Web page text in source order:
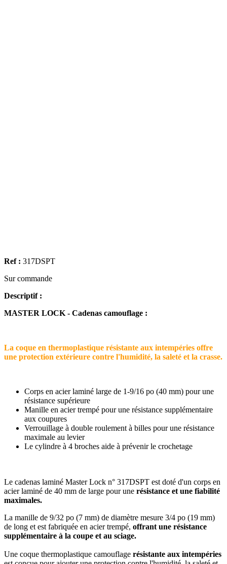
Ref : 317DSPT
Sur commande
Descriptif :
MASTER LOCK - Cadenas camouflage :
La coque en thermoplastique résistante aux intempéries offre
une protection extérieure contre l'humidité, la saleté et la crasse.
Corps en acier laminé large de 1-9/16 po (40 mm) pour une
résistance supérieure
Manille en acier trempé pour une résistance supplémentaire
aux coupures
Verrouillage à double roulement à billes pour une résistance
maximale au levier
Le cylindre à 4 broches aide à prévenir le crochetage
Le cadenas laminé Master Lock n° 317DSPT est doté d'un corps en
acier laminé de 40 mm de large pour une résistance et une fiabilité
maximales.
La manille de 9/32 po (7 mm) de diamètre mesure 3/4 po (19 mm)
de long et est fabriquée en acier trempé, offrant une résistance
supplémentaire à la coupe et au sciage.
Une coque thermoplastique camouflage résistante aux intempéries